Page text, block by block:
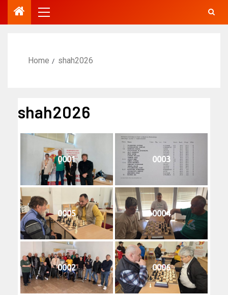
Home shah2026
shah2026
0001 0003
0005 0004
0002 0006